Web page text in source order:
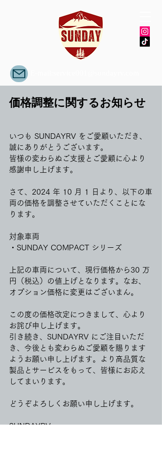
価格調整に関するお知らせ
いつも SUNDAYRV をご愛顧いただき、
誠にありがとうございます。
皆様の変わらぬご支援とご愛顧に心より
感謝申し上げます。
さて、2024 年 10 月 1 日より、以下の車
両の価格を調整させていただくことにな
ります。
対象車両
・SUNDAY COMPACT シリーズ
上記の車両について、現行価格から30 万
円（税込）の値上げとなります。なお、
オプション価格に変更はございまん。
この度の価格改定につきまして、心より
お詫び申し上げます。
引き続き、SUNDAYRV にご注目いただ
き、今後とも変わらぬご愛顧を賜ります
ようお願い申し上げます。より高品質な
製品とサービスをもって、皆様にお応え
してまいります。
どうぞよろしくお願い申し上げます。
SUNDAYRV